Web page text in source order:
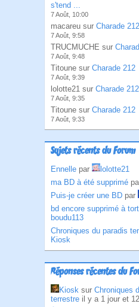
s'tend ...
7 Août, 10:00
macareu sur Charade 212
7 Août, 9:58
TRUCMUCHE sur
7 Août, 9:48
Titoune sur Charade 212
7 Août, 9:39
lolotte21 sur Charade 212
7 Août, 9:35
Titoune sur Charade 212
7 Août, 9:33
Sujets récents du Forum
Ennelle par
lolotte21
ma BD à été supprimé
Puis-je créer une BD par
bd encore supprimé à tort
boudu113
Chroniques du paradis
Kiosk
Réponses récentes du
Kiosk sur Chroniques
terrestre il y a 1 jour et